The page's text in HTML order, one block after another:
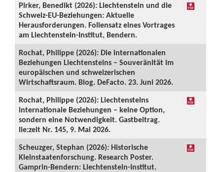
Pirker, Benedikt (2026): Liechtenstein und die
Schweiz-EU-Beziehungen: Aktuelle
Herausforderungen. Foliensatz eines Vortrages
am Liechtenstein-Institut, Bendern.
Rochat, Philippe (2026): Die internationalen
Beziehungen Liechtensteins – Souveränität im
europäischen und schweizerischen
Wirtschaftsraum. Blog. DeFacto. 23. Juni 2026.
Rochat, Philippe (2026): Liechtensteins
internationale Beziehungen – keine Option,
sondern eine Notwendigkeit. Gastbeitrag.
lie:zeit Nr. 145, 9. Mai 2026.
Scheuzger, Stephan (2026): Historische
Kleinstaatenforschung. Research Poster.
Gamprin-Bendern: Liechtenstein-Institut.